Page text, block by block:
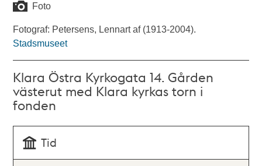
Foto
Fotograf: Petersens, Lennart af (1913-2004).
Stadsmuseet
Klara Östra Kyrkogata 14. Gården
västerut med Klara kyrkas torn i
fonden
Tid